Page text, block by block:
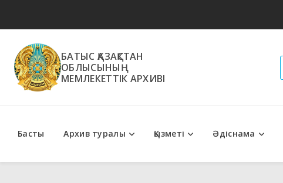
БАТЫС ҚАЗАҚСТАН
ОБЛЫСЫНЫҢ
МЕМЛЕКЕТТІК АРХИВІ
Басты Архив туралы Қызметі Әдіснама